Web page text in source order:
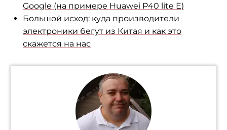
Google (на примере Huawei P40 lite E)
Большой исход: куда производители
электроники бегут из Китая и как это
скажется на нас